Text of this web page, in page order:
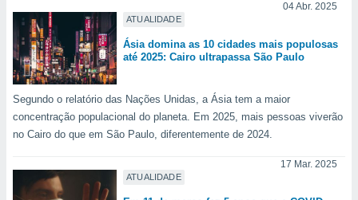
e
como a
este sitio
IP e
possam
qual se
ATUALIDADE
04 Abr. 2025
Ásia domina as 10 cidades mais populosas
até 2025: Cairo ultrapassa São Paulo
Segundo o relatório das Nações Unidas, a Ásia tem a maior
concentração populacional do planeta. Em 2025, mais pessoas viverão
no Cairo do que em São Paulo, diferentemente de 2024.
ATUALIDADE
17 Mar. 2025